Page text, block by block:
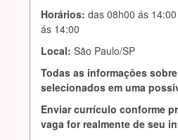
Horários: das 08h00 ás
ás 14:00
Local: São Paulo/SP
Todas as informações
selecionados em uma
Enviar currículo conforme
vaga for realmente de seu